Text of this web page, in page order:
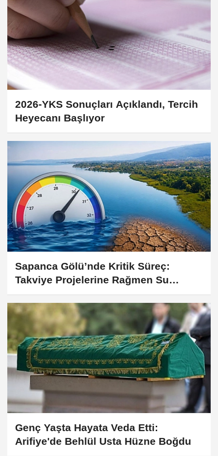
2026-YKS Sonuçları Açıklandı, Tercih
Heyecanı Başlıyor
Sapanca Gölü’nde Kritik Süreç:
Takviye Projelerine Rağmen Su
Seviyesi Düşüşe Geçti
Genç Yaşta Hayata Veda Etti:
Arifiye'de Behlül Usta Hüzne Boğdu